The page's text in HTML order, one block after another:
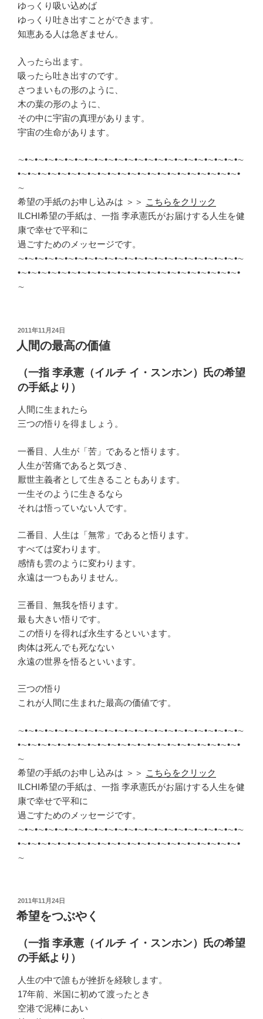
ゆっくり吸い込めば
ゆっくり吐き出すことができます。
知恵ある人は急ぎません。
入ったら出ます。
吸ったら吐き出すのです。
さつまいもの形のように、
木の葉の形のように、
その中に宇宙の真理があります。
宇宙の生命があります。
∼•∼•∼•∼•∼•∼•∼•∼•∼•∼•∼•∼•∼•∼•∼•∼•∼•∼•∼•∼•∼•∼•∼
•∼•∼•∼•∼•∼•∼•∼•∼•∼•∼•∼•∼•∼•∼•∼•∼•∼•∼•∼•∼•∼•∼•
∼
希望の手紙のお申し込みは ＞＞ こちらをクリック
ILCHI希望の手紙は、一指 李承憲氏がお届けする人生を健
康で幸せで平和に
過ごすためのメッセージです。
∼•∼•∼•∼•∼•∼•∼•∼•∼•∼•∼•∼•∼•∼•∼•∼•∼•∼•∼•∼•∼•∼•∼
•∼•∼•∼•∼•∼•∼•∼•∼•∼•∼•∼•∼•∼•∼•∼•∼•∼•∼•∼•∼•∼•∼•
∼
投
稿
日:
2011年11月24日
人間の最高の価値
（一指 李承憲（イルチ イ・スンホン）氏の希望
の手紙より）
人間に生まれたら
三つの悟りを得ましょう。
一番目、人生が「苦」であると悟ります。
人生が苦痛であると気づき、
厭世主義者として生きることもあります。
一生そのように生きるなら
それは悟っていない人です。
二番目、人生は「無常」であると悟ります。
すべては変わります。
感情も雲のように変わります。
永遠は一つもありません。
三番目、無我を悟ります。
最も大きい悟りです。
この悟りを得れば永生するといいます。
肉体は死んでも死なない
永遠の世界を悟るといいます。
三つの悟り
これが人間に生まれた最高の価値です。
∼•∼•∼•∼•∼•∼•∼•∼•∼•∼•∼•∼•∼•∼•∼•∼•∼•∼•∼•∼•∼•∼•∼
•∼•∼•∼•∼•∼•∼•∼•∼•∼•∼•∼•∼•∼•∼•∼•∼•∼•∼•∼•∼•∼•∼•
∼
希望の手紙のお申し込みは ＞＞ こちらをクリック
ILCHI希望の手紙は、一指 李承憲氏がお届けする人生を健
康で幸せで平和に
過ごすためのメッセージです。
∼•∼•∼•∼•∼•∼•∼•∼•∼•∼•∼•∼•∼•∼•∼•∼•∼•∼•∼•∼•∼•∼•∼
•∼•∼•∼•∼•∼•∼•∼•∼•∼•∼•∼•∼•∼•∼•∼•∼•∼•∼•∼•∼•∼•∼•
∼
投
稿
日:
2011年11月24日
希望をつぶやく
（一指 李承憲（イルチ イ・スンホン）氏の希望
の手紙より）
人生の中で誰もが挫折を経験します。
17年前、米国に初めて渡ったとき
空港で泥棒にあい